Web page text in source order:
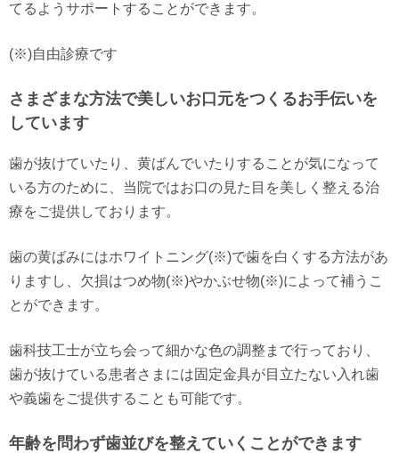
てるようサポートすることができます。
(※)自由診療です
さまざまな方法で美しいお口元をつくるお手伝いを
しています
歯が抜けていたり、黄ばんでいたりすることが気になって
いる方のために、当院ではお口の見た目を美しく整える治
療をご提供しております。
歯の黄ばみにはホワイトニング(※)で歯を白くする方法があ
りますし、欠損はつめ物(※)やかぶせ物(※)によって補うこ
とができます。
歯科技工士が立ち会って細かな色の調整まで行っており、
歯が抜けている患者さまには固定金具が目立たない入れ歯
や義歯をご提供することも可能です。
年齢を問わず歯並びを整えていくことができます